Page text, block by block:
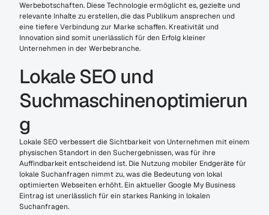
Werbebotschaften. Diese Technologie ermöglicht es, gezielte und
relevante Inhalte zu erstellen, die das Publikum ansprechen und
eine tiefere Verbindung zur Marke schaffen. Kreativität und
Innovation sind somit unerlässlich für den Erfolg kleiner
Unternehmen in der Werbebranche.
Lokale SEO und
Suchmaschinenoptimierun
g
Lokale SEO verbessert die Sichtbarkeit von Unternehmen mit einem
physischen Standort in den Suchergebnissen, was für ihre
Auffindbarkeit entscheidend ist. Die Nutzung mobiler Endgeräte für
lokale Suchanfragen nimmt zu, was die Bedeutung von lokal
optimierten Webseiten erhöht. Ein aktueller Google My Business
Eintrag ist unerlässlich für ein starkes Ranking in lokalen
Suchanfragen.